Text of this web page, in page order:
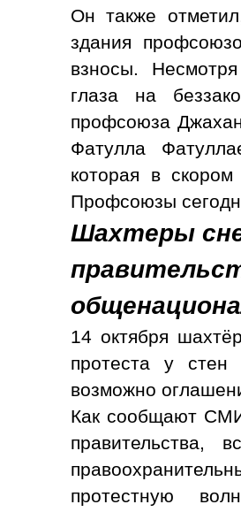
Он также
здания
взносы.
глаза на
профсоюза
Фатулла
которая в
Профсоюзы
Шахтеры
14 октября
протеста у стен
возможно
Как сообщают
правительства,
протестную